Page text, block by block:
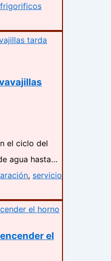
el ciclo del
agua hasta…
, servicio
el